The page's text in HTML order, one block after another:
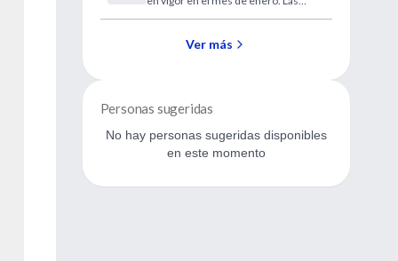
los hospitales.
Ver más
Personas sugeridas
No hay personas sugeridas disponibles
en este momento